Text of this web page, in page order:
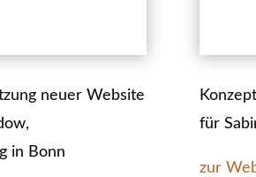
neuer Website
in Bonn
für
zur